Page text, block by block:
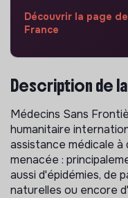
Découvrir la page
France
Description de
Médecins Sans
humanitaire
assistance médicale
menacée :
aussi d'épidémies, de
naturelles ou encore